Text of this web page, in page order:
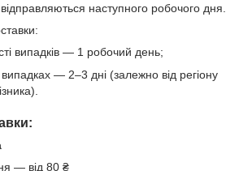
відправляються наступного робочого дня.
випадків — 1 робочий день;
— 2–3 дні (залежно від регіону
— від 80 ₴